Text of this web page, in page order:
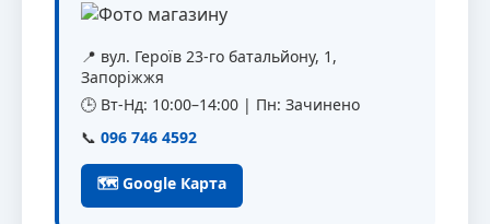
📍 вул. Героїв 23-го батальйону, 1,
Запоріжжя
🕒 Вт-Нд: 10:00–14:00 | Пн: Зачинено
📞 096 746 4592
🗺 Google Карта